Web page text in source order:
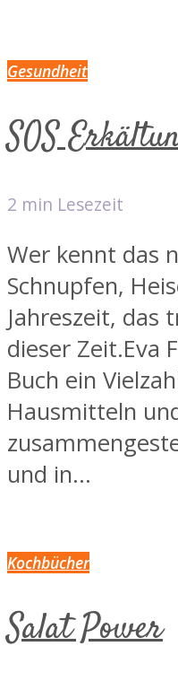
Gesundheit
SOS
2 min Lesezeit
Wer kennt das
Schnupfen,
Jahreszeit, das
dieser Zeit.Eva
Buch ein
Hausmitteln
und in...
Kochbücher
Salat Power